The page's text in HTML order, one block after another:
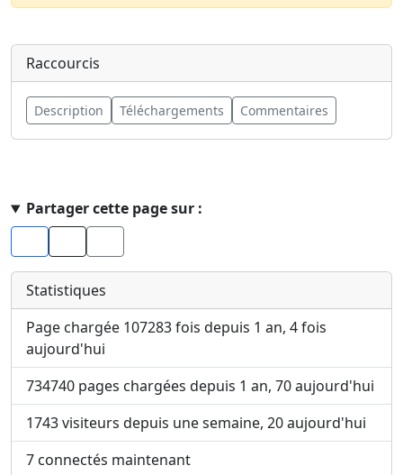
Raccourcis
Description Téléchargements Commentaires
Partager cette page sur :
Facebook
Statistiques
Page chargée 107283 fois depuis 1 an, 4 fois
aujourd'hui
734740 pages chargées depuis 1 an, 70 aujourd'hui
1743 visiteurs depuis une semaine, 20 aujourd'hui
7 connectés maintenant